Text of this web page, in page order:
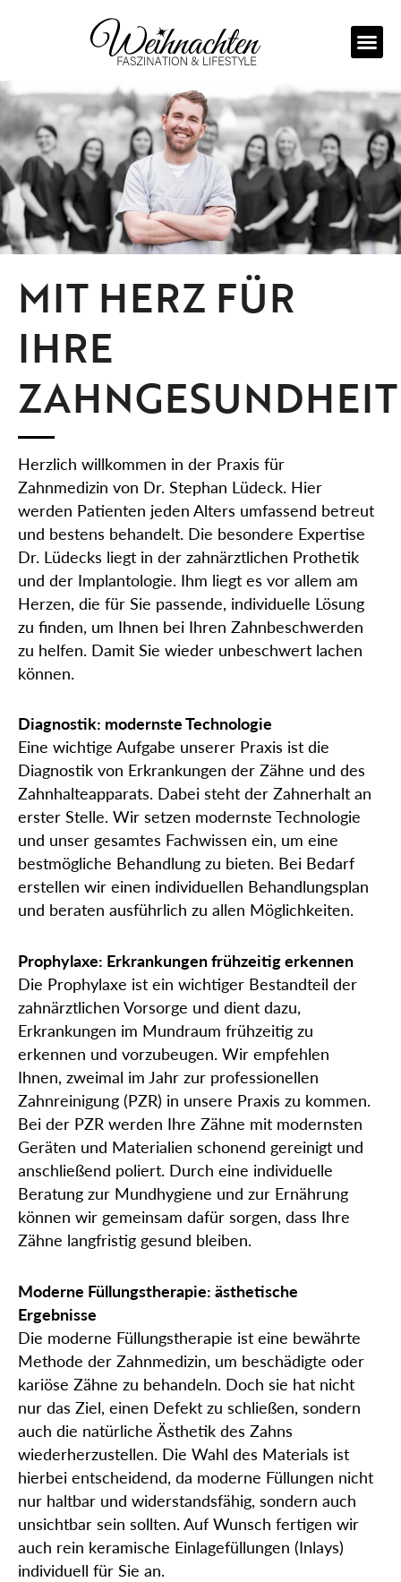
MIT HERZ FÜR
IHRE
ZAHNGESUNDHEIT
Herzlich willkommen in der Praxis für
Zahnmedizin von Dr. Stephan Lüdeck. Hier
werden Patienten jeden Alters umfassend betreut
und bestens behandelt. Die besondere Expertise
Dr. Lüdecks liegt in der zahnärztlichen Prothetik
und der Implantologie. Ihm liegt es vor allem am
Herzen, die für Sie passende, individuelle Lösung
zu finden, um Ihnen bei Ihren Zahnbeschwerden
zu helfen. Damit Sie wieder unbeschwert lachen
können.
Diagnostik: modernste Technologie
Eine wichtige Aufgabe unserer Praxis ist die
Diagnostik von Erkrankungen der Zähne und des
Zahnhalteapparats. Dabei steht der Zahnerhalt an
erster Stelle. Wir setzen modernste Technologie
und unser gesamtes Fachwissen ein, um eine
bestmögliche Behandlung zu bieten. Bei Bedarf
erstellen wir einen individuellen Behandlungsplan
und beraten ausführlich zu allen Möglichkeiten.
Prophylaxe: Erkrankungen frühzeitig erkennen
Die Prophylaxe ist ein wichtiger Bestandteil der
zahnärztlichen Vorsorge und dient dazu,
Erkrankungen im Mundraum frühzeitig zu
erkennen und vorzubeugen. Wir empfehlen
Ihnen, zweimal im Jahr zur professionellen
Zahnreinigung (PZR) in unsere Praxis zu kommen.
Bei der PZR werden Ihre Zähne mit modernsten
Geräten und Materialien schonend gereinigt und
anschließend poliert. Durch eine individuelle
Beratung zur Mundhygiene und zur Ernährung
können wir gemeinsam dafür sorgen, dass Ihre
Zähne langfristig gesund bleiben.
Moderne Füllungstherapie: ästhetische
Ergebnisse
Die moderne Füllungstherapie ist eine bewährte
Methode der Zahnmedizin, um beschädigte oder
kariöse Zähne zu behandeln. Doch sie hat nicht
nur das Ziel, einen Defekt zu schließen, sondern
auch die natürliche Ästhetik des Zahns
wiederherzustellen. Die Wahl des Materials ist
hierbei entscheidend, da moderne Füllungen nicht
nur haltbar und widerstandsfähig, sondern auch
unsichtbar sein sollten. Auf Wunsch fertigen wir
auch rein keramische Einlagefüllungen (Inlays)
individuell für Sie an.